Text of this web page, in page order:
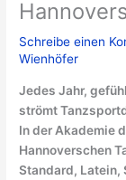
Schreibe einen
Wienhöfer
Jedes Jahr,
strömt
In der Akademie
Hannoverschen
Standard, Latein,